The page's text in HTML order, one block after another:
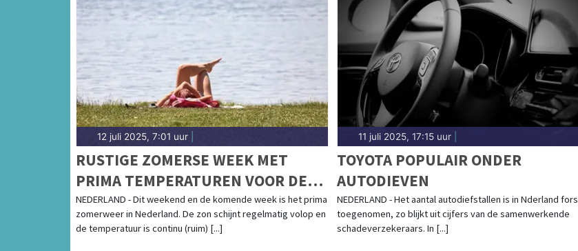
12 juli 2025, 7:01 uur
RUSTIGE ZOMERSE WEEK MET
PRIMA TEMPERATUREN VOOR DE
BOEG
NEDERLAND - Dit weekend en de komende week is het prima
zomerweer in Nederland. De zon schijnt regelmatig volop en
de temperatuur is continu (ruim) [...]
11 juli 2025, 17:15 uur|
TOYOTA POPULAIR ONDER
AUTODIEVEN
NEDERLAND - Het aantal autodiefstallen is in Nderland fors
toegenomen, zo blijkt uit cijfers van de samenwerkende
schadeverzekeraars. In [...]